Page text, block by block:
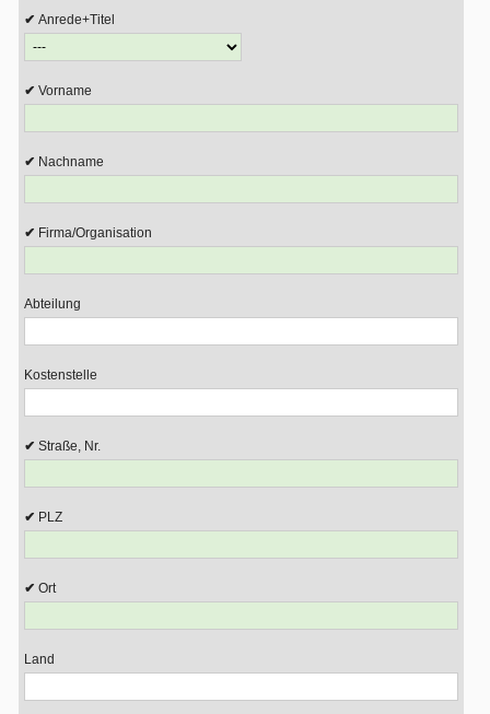
Anrede+Titel
Vorname
Nachname
Firma/Organisation
Abteilung
Kostenstelle
Straße, Nr.
PLZ
Ort
Land